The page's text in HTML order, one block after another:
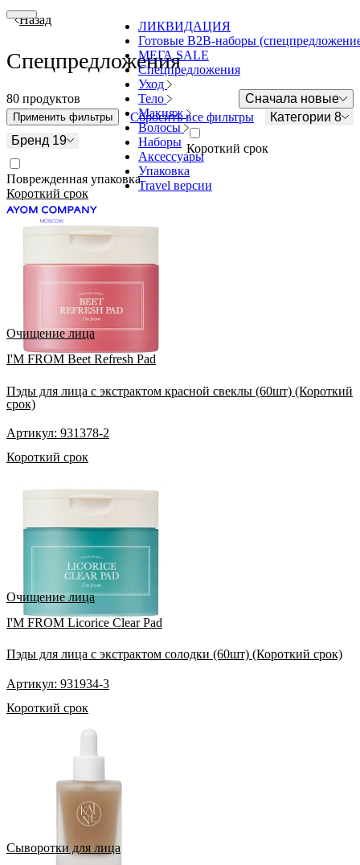
ЛИКВИДАЦИЯ
Готовые В2В-наборы
МЕГА SALE
Спецпредложения
Уход
Тело
Макияж
Волосы
Наборы
Аксессуары
Упаковка
Travel версии
Назад
Спецпредложения
80 продуктов Сначала новые
Применить фильтры Сбросить все фильтры
Категории 8
Бренд 19
Короткий срок
Поврежденная упаковка
Короткий срок
Очищение лица
I'M FROM Beet Refresh Pad
Пэды для лица с экстрактом красной свеклы (60шт) (Короткий
срок)
Артикул: 931378-2
Короткий срок
Очищение лица
I'M FROM Licorice Clear Pad
Пэды для лица с экстрактом солодки (60шт) (Короткий срок)
Артикул: 931934-3
Короткий срок
Сыворотки для лица